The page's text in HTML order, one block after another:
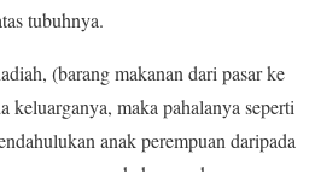
tubuhnya.
(barang makanan dari pasar ke
keluarganya, maka pahalanya seperti
anak perempuan daripada